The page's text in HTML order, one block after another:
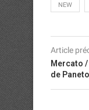
NEW
Article
Mercato
de